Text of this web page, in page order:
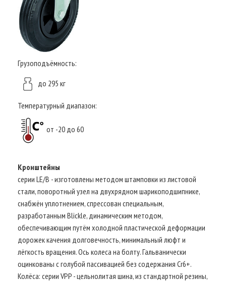
Грузоподъёмность:
до 295 кг
Температурный диапазон:
от -20 до 60
Кронштейны
серии LE/B - изготовлены методом штамповки из листовой
стали, поворотный узел на двухрядном шарикоподшипнике,
снабжён уплотнением, спрессован специальным,
разработанным Blickle, динамическим методом,
обеспечивающим путём холодной пластической деформации
дорожек качения долговечность, минимальный люфт и
лёгкость вращения. Ось колеса на болту. Гальванически
оцинкованы с голубой пассивацией без содержания Cr6+.
Колёса: серии VPP - цельнолитая шина, из стандартной резины,